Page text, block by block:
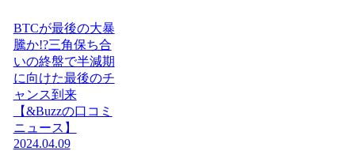
BTCが最後の大暴
騰か!?三角保ち合
いの終盤で半減期
に向けた最後のチ
ャンス到来
【&Buzzの口コミ
ニュース】
2024.04.09